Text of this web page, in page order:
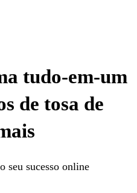
tudo-em-um
de tosa de
seu sucesso online